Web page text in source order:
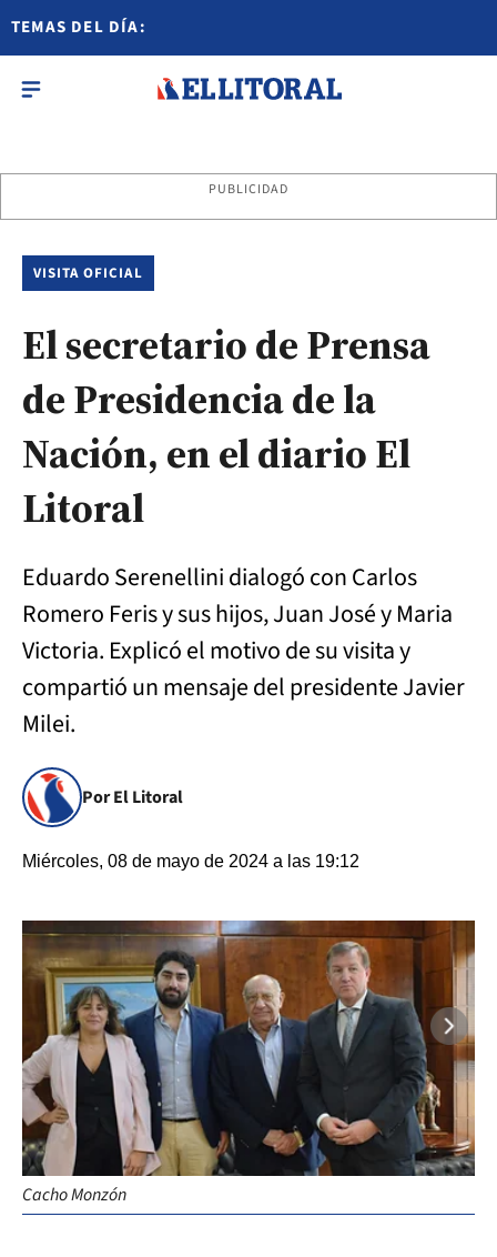
TEMAS DEL DÍA:
PUBLICIDAD
VISITA OFICIAL
El secretario de Prensa
de Presidencia de la
Nación, en el diario El
Litoral
Eduardo Serenellini dialogó con Carlos
Romero Feris y sus hijos, Juan José y Maria
Victoria. Explicó el motivo de su visita y
compartió un mensaje del presidente Javier
Milei.
Por El Litoral
Miércoles, 08 de mayo de 2024 a las 19:12
Cacho Monzón